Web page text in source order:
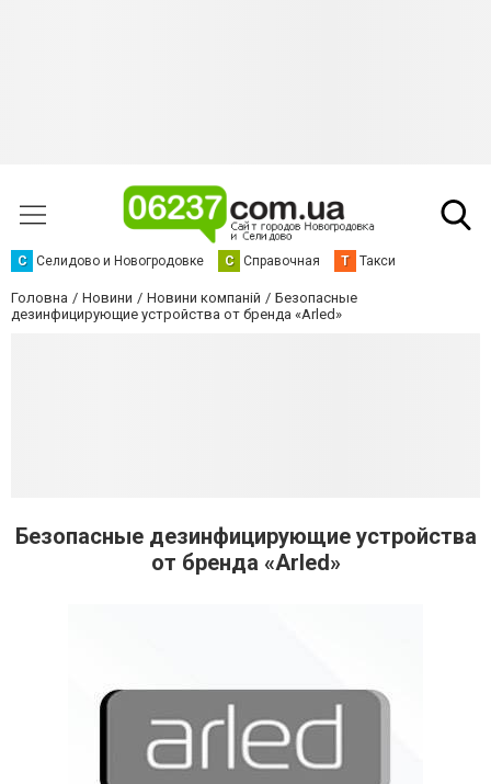
С Селидово и Новогродовке С Справочная Т Такси
Головна Новини Новини компаній
Безопасные
дезинфицирующие устройства от бренда «Arled»
Безопасные дезинфицирующие устройства
от бренда «Arled»